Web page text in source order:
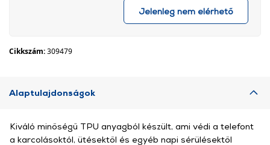
Jelenleg nem elérhető
Cikkszám:309479
Alaptulajdonságok
Kiváló minőségű TPU anyagból készült, ami védi a telefont
a karcolásoktól, ütésektől és egyéb napi sérülésektől